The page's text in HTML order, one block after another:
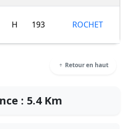
H 193 ROCHET
Retour en haut
: 5.4 Km